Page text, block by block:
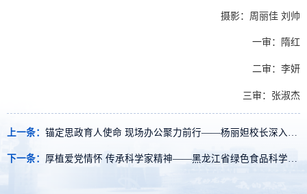
摄影：周丽佳 刘帅
一审：隋红
二审：李妍
三审：张淑杰
上一条：
下一条： 厚植爱党情怀 传承科学家精神​——黑龙江省绿色食品科学研究院到访我校于维汉纪念馆开展主题党日活动